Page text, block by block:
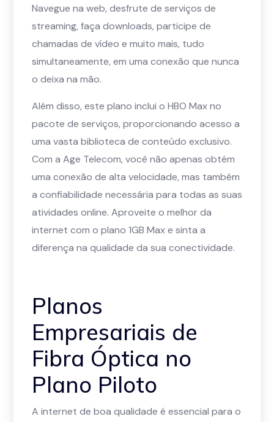
Navegue na web, desfrute de serviços de
streaming, faça downloads, participe de
chamadas de vídeo e muito mais, tudo
simultaneamente, em uma conexão que nunca
o deixa na mão.
Além disso, este plano inclui o HBO Max no
pacote de serviços, proporcionando acesso a
uma vasta biblioteca de conteúdo exclusivo.
Com a Age Telecom, você não apenas obtém
uma conexão de alta velocidade, mas também
a confiabilidade necessária para todas as suas
atividades online. Aproveite o melhor da
internet com o plano 1GB Max e sinta a
diferença na qualidade da sua conectividade.
Planos
Empresariais de
Fibra Óptica no
Plano Piloto
A internet de boa qualidade é essencial para o